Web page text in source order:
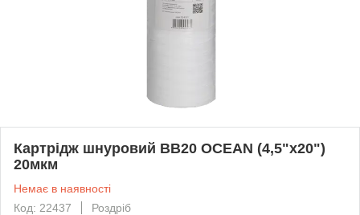
Картрідж шнуровий ВВ20 OCEAN (4,5"x20")
20мкм
Немає в наявності
Код: 22437
Роздріб